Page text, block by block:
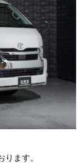
ります。